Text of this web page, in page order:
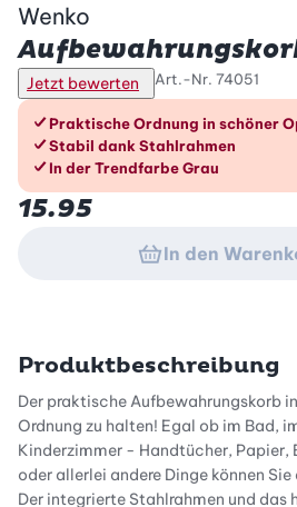
Wenko
Jetzt bewerten Art.-Nr. 74051
Die Vorteile im
Praktische Ordnung in schöner
Stabil dank Stahlrahmen
In der Trendfarbe Grau
15.95
In den
Produktbeschreibung
Der praktische Aufbewahrungskorb
Ordnung zu halten! Egal ob im Bad,
Kinderzimmer - Handtücher, Papier,
oder allerlei andere Dinge können
Der integrierte Stahlrahmen und